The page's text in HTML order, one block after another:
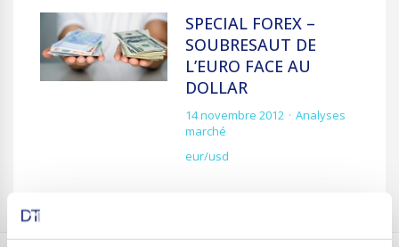
SPECIAL FOREX –
SOUBRESAUT DE
L’EURO FACE AU
DOLLAR
14 novembre 2012
Analyses
marché
eur/usd